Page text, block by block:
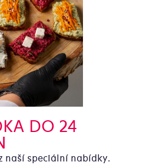
DO 24
naší speciální nabídky.